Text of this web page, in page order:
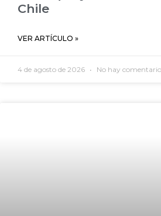
Chile
VER ARTÍCULO »
4 de agosto de 2026 No hay